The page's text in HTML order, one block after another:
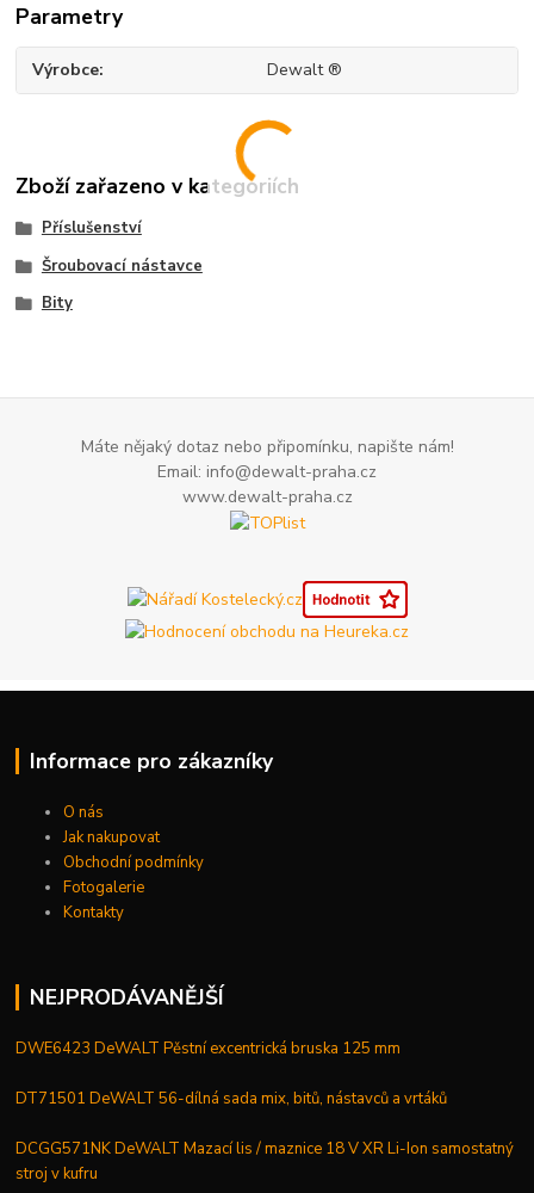
Parametry
Výrobce Dewalt ®
Zboží zařazeno v kategoriích
Příslušenství
Šroubovací nástavce
Bity
Máte nějaký dotaz nebo připomínku, napište nám!
Email: info@dewalt-praha.cz
www.dewalt-praha.cz
Informace pro zákazníky
O nás
Jak nakupovat
Obchodní podmínky
Fotogalerie
Kontakty
NEJPRODÁVANĚJŠÍ
DWE6423 DeWALT Pěstní excentrická bruska 125 mm
DT71501 DeWALT 56-dílná sada mix, bitů, nástavců a vrtáků
DCGG571NK DeWALT Mazací lis / maznice 18 V XR Li-Ion samostatný
stroj v kufru